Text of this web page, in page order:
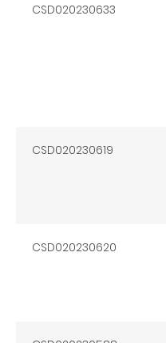
CSD020230633
CSD020230619
CSD020230620